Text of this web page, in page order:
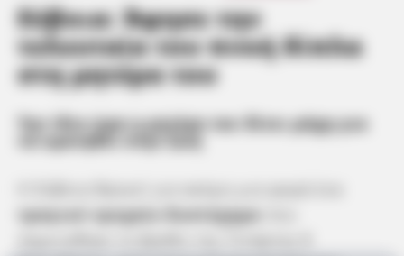
Εύβοια: Άφησε την
τελευταία του πνοή δίπλα
στη μητέρα του
Την ίδια ώρα η μητέρα του δίνει μάχη για
να κρατηθεί στην ζωή
τραγικό τροχαίο δυστύχημα